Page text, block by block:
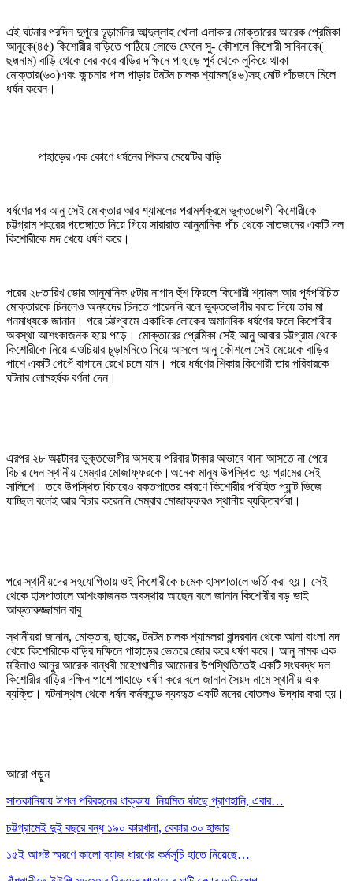
এই ঘটনার পরদিন দুপুরে চূড়ামনির আব্দুল্লাহ খোলা এলাকার মোক্তারের আরেক প্রেমিকা
আনুকে(৪৫) কিশোরীর বাড়িতে পাঠিয়ে লোভে ফেলে সু- কৌশলে কিশোরী সাবিনাকে(
ছদ্মনাম) বাড়ি থেকে বের করে বাড়ির দক্ষিনে পাহাড়ে পূর্ব থেকে লুকিয়ে থাকা
মোক্তার(৬০)এবং কান্চনার পাল পাড়ার টমটম চালক শ্যামল(৪৬)সহ মোট পাঁচজনে মিলে
ধর্ষন করেন।
পাহাড়ের এক কোণে ধর্ষনের শিকার মেয়েটির বাড়ি
ধর্ষণের পর আনু সেই মোক্তার আর শ্যামলের পরামর্শক্রমে ভুক্তভোগী কিশোরীকে
চট্টগ্রাম শহরের পতেঙ্গাতে নিয়ে গিয়ে সারারাত আনুমানিক পাঁচ থেকে সাতজনের একটি দল
কিশোরীকে মদ খেয়ে ধর্ষণ করে।
পরের ২৮তারিখ ভোর আনুমানিক ৫টার নাগাদ হুঁশ ফিরলে কিশোরী শ্যামল আর পূর্বপরিচিত
মোক্তারকে চিনলেও অন্যদের চিনতে পারেননি বলে ভুক্তভোগীর বরাত দিয়ে তার মা
গনমাধ্যকে জানান। পরে চট্টগ্রামে একাধিক লোকের অমানবিক ধর্ষণের ফলে কিশোরীর
অবস্থা আশংকাজনক হয়ে পড়ে। মোক্তারের প্রেমিকা সেই আনু আবার চট্টগ্রাম থেকে
কিশোরীকে নিয়ে এওচিয়ার চূড়ামনিতে নিয়ে আসলে আনু কৌশলে সেই মেয়েকে বাড়ির
পাশে একটি পেপেঁ বাগানে রেখে চলে যান। পরে ধর্ষণের শিকার কিশোরী তার পরিবারকে
ঘটনার লোমহর্ষক বর্ণনা দেন।
এরপর ২৮ অক্টোবর ভুক্তভোগীর অসহায় পরিবার টাকার অভাবে থানা আসতে না পেরে
বিচার দেন স্থানীয় মেম্বার মোজাফ্ফরকে।অনেক মানুষ উপস্থিত হয় গ্রামের সেই
সালিশে। তবে উপস্থিত বিচারেও রক্তপাতের কারণে কিশোরীর পরিহিত প্যান্ট ভিজে
যাচ্ছিল বলেই আর বিচার করেননি মেম্বার মোজাফ্ফরও স্থানীয় ব্যক্তিবর্গরা।
পরে স্থানীয়দের সহযোগিতায় ওই কিশোরীকে চমেক হাসপাতালে ভর্তি করা হয়। সেই
থেকে হাসপাতালে আশংকাজনক অবস্থায় আছেন বলে জানান কিশোরীর বড় ভাই
আক্তারুজ্জামান বাবু
স্থানীয়রা জানান, মোক্তার, ছাবের, টমটম চালক শ্যামলরা বান্দরবান থেকে আনা বাংলা মদ
খেয়ে কিশোরীকে বাড়ির দক্ষিনে পাহাড়ের ভেতরে জোর করে ধর্ষণ করে। আনু নামক এক
মহিলাও আনুর আরেক বান্ধবী মহেশখালীর আমেনার উপস্থিতিতেই একটি সংঘবদ্ধ দল
কিশোরীর বাড়ির দক্ষিন পাশে পাহাড়ে ধর্ষণ করে বলে জানান সৈয়দ নামে স্থানীয় এক
ব্যক্তি। ঘটনাস্থল থেকে ধর্ষন কর্মকান্ডে ব্যবহৃত একটি মদের বোতলও উদ্ধার করা হয়।
আরো পড়ুন
সাতকানিয়ায় ঈগল পরিবহনের ধাক্কায় নিয়মিত ঘটছে প্রাণহানি, এবার…
চট্টগ্রামেই দুই বছরে বন্ধ ১৯০ কারখানা, বেকার ৩০ হাজার
১৫ই আগষ্ট স্মরণে কালো ব্যাজ ধারণের কর্মসূচি হাতে নিয়েছে…